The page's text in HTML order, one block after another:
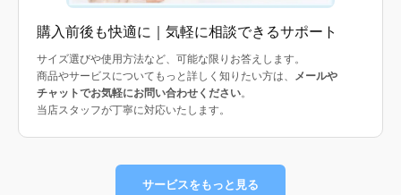
購入前後も快適に｜気軽に相談できるサポート
サイズ選びや使用方法など、可能な限りお答えします。
商品やサービスについてもっと詳しく知りたい方は、
メールや
チャットでお気軽にお問い合わせください。
当店スタッフが丁寧に対応いたします。
サービスをもっと見る